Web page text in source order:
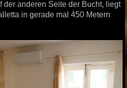
der anderen Seite der Bucht, liegt
in gerade mal 450 Metern